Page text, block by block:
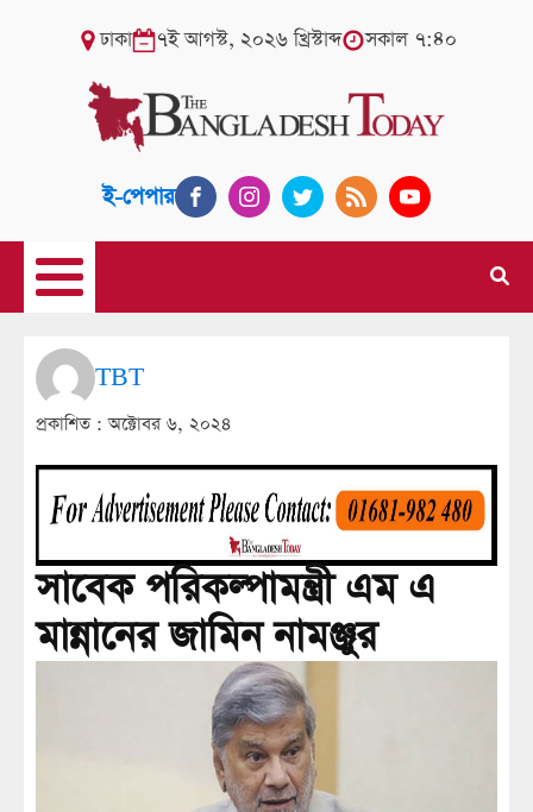
ঢাকা ৭ই আগস্ট, ২০২৬ খ্রিস্টাব্দ সকাল ৭:৪০
ই-পেপার
TBT
প্রকাশিত :অক্টোবর ৬, ২০২৪
সাবেক পরিকল্পামন্ত্রী এম এ
মান্নানের জামিন নামঞ্জুর